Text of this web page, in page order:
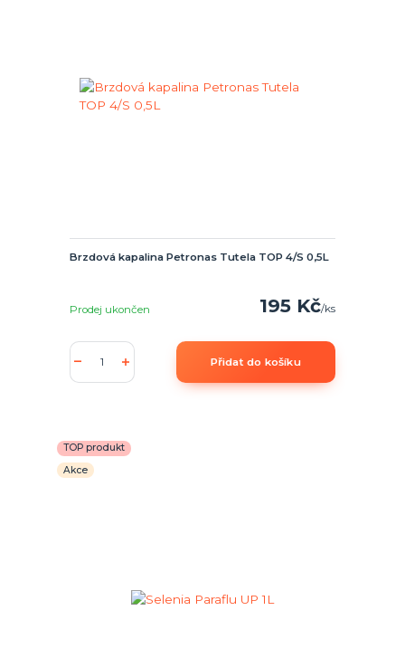
Brzdová kapalina Petronas Tutela TOP 4/S 0,5L
195 Kč/ks
Prodej ukončen
Přidat do košíku
TOP produkt
Akce